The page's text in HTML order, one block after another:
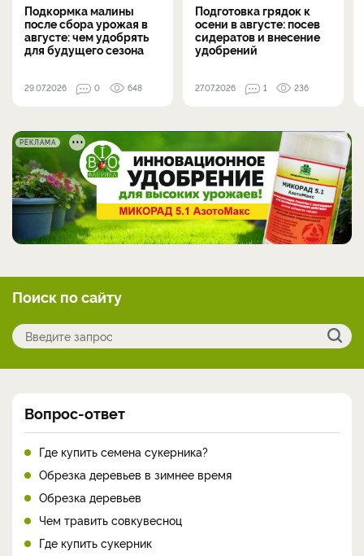
Подкормка малины
после сбора урожая в
августе: чем удобрять
для будущего сезона
29.07.2026 0 648
Подготовка грядок к
осени в августе: посев
сидератов и внесение
удобрений
27.07.2026 1 236
РЕКЛАМА
Поиск по сайту
Вопрос-ответ
Где купить семена сукерника?
Обрезка деревьев в зимнее время
Обрезка деревьев
Чем травить совкувесноц
Где купить сукерник